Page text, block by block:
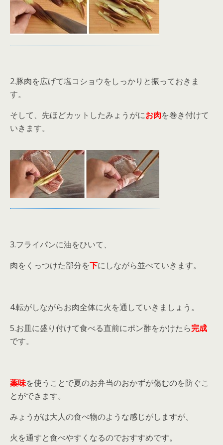
2.豚肉を広げて塩コショウをしっかりと振っておきま
す。
そして、先ほどカットしたみょうがにお肉を巻き付けて
いきます。
3.フライパンに油をひいて、
肉をくっつけた部分を下にしながら並べていきます。
4.転がしながらお肉全体に火を通していきましょう。
5.お皿に盛り付けて食べる直前にポン酢をかけたら完成
です。
薬味を使うことで夏のお弁当のおかずが傷むのを防ぐこ
とができます。
みょうがは大人の食べ物のような感じがしますが、
火を通すと食べやすくなるのでおすすめです。